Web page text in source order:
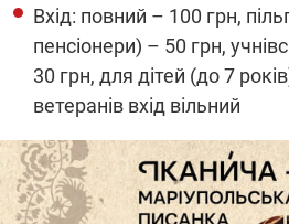
Вхід: повний – 100 грн,
пенсіонери) – 50 грн,
30 грн, для дітей (до 7
ветеранів вхід вільний